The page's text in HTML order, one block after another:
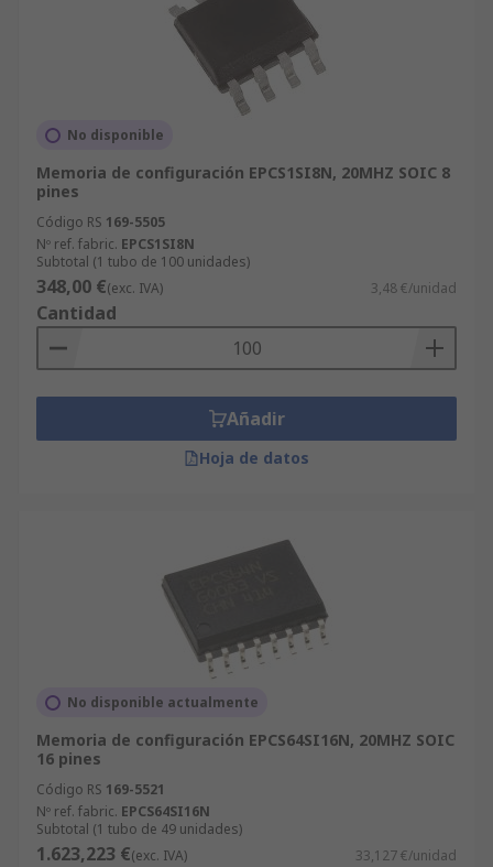
No disponible
Memoria de configuración EPCS1SI8N, 20MHZ SOIC 8
pines
Código RS 169-5505
Nº ref. fabric. EPCS1SI8N
Subtotal (1 tubo de 100 unidades)
348,00 €(exc. IVA) 3,48 €/unidad
Cantidad
Añadir
Hoja de datos
No disponible actualmente
Memoria de configuración EPCS64SI16N, 20MHZ SOIC
16 pines
Código RS 169-5521
Nº ref. fabric. EPCS64SI16N
Subtotal (1 tubo de 49 unidades)
1.623,223 €(exc. IVA) 33,127 €/unidad